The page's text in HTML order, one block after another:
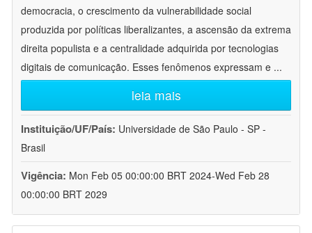
democracia, o crescimento da vulnerabilidade social
produzida por políticas liberalizantes, a ascensão da extrema
direita populista e a centralidade adquirida por tecnologias
digitais de comunicação. Esses fenômenos expressam e ...
leia mais
Instituição/UF/País: Universidade de São Paulo - SP -
Brasil
Vigência: Mon Feb 05 00:00:00 BRT 2024-Wed Feb 28
00:00:00 BRT 2029